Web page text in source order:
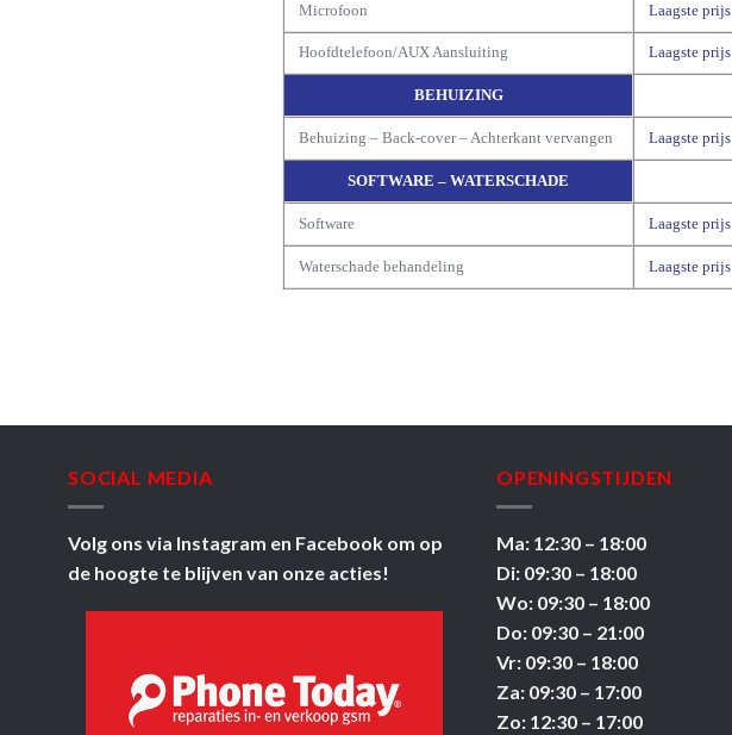
Microfoon Laagste prijs
Hoofdtelefoon/AUX Aansluiting Laagste prijs
BEHUIZING
Behuizing – Back-cover – Achterkant vervangen Laagste prijs
SOFTWARE – WATERSCHADE
Software Laagste prijs
Waterschade behandeling Laagste prijs
SOCIAL MEDIA
Volg ons via Instagram en Facebook om op
de hoogte te blijven van onze acties!
OPENINGSTIJDEN
Ma: 12:30 – 18:00
Di: 09:30 – 18:00
Wo: 09:30 – 18:00
Do: 09:30 – 21:00
Vr: 09:30 – 18:00
Za: 09:30 – 17:00
Zo: 12:30 – 17:00